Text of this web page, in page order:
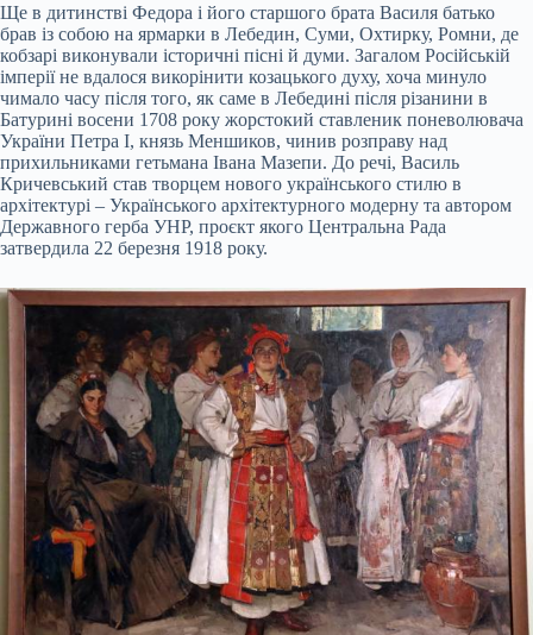
Ще в дитинстві Федора і його старшого брата Василя батько
брав із собою на ярмарки в Лебедин, Суми, Охтирку, Ромни, де
кобзарі виконували історичні пісні й думи. Загалом Російській
імперії не вдалося викорінити козацького духу, хоча минуло
чимало часу після того, як саме в Лебедині після різанини в
Батурині восени 1708 року жорстокий ставленик поневолювача
України Петра І, князь Меншиков, чинив розправу над
прихильниками гетьмана Івана Мазепи. До речі, Василь
Кричевський став творцем нового українського стилю в
архітектурі – Українського архітектурного модерну та автором
Державного герба УНР, проєкт якого Центральна Рада
затвердила 22 березня 1918 року.